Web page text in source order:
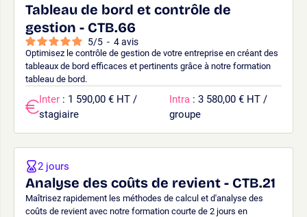
Tableau de bord et contrôle de
gestion - CTB.66
5/5 - 4avis
Optimisez le contrôle de gestion de votre entreprise en créant des
tableaux de bord efficaces et pertinents grâce à notre formation
tableau de bord.
Inter : 1 590,00 € HT /
stagiaire
Intra : 3 580,00 € HT /
groupe
Analyse des coûts de revient - CTB.21
Maîtrisez rapidement les méthodes de calcul et d'analyse des
coûts de revient avec notre formation courte de 2 jours en
2 jours